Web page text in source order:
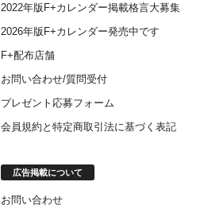
2022年版F+カレンダー掲載格言大募集
2026年版F+カレンダー発売中です
F+配布店舗
お問い合わせ/質問受付
プレゼント応募フォーム
会員規約と特定商取引法に基づく表記
広告掲載について
お問い合わせ